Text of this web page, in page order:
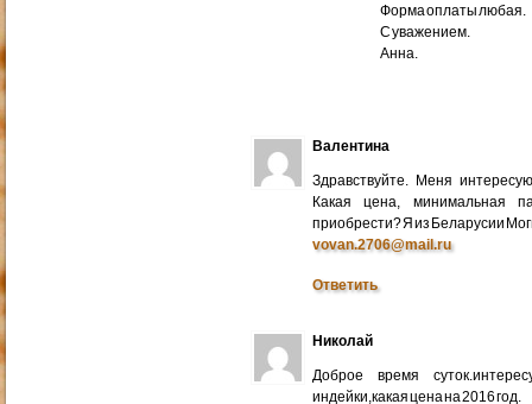
Форма оплаты любая.
С уважением.
Анна.
Валентина
Здравствуйте. Меня
Какая цена, минимальная
приобрести? Я из Беларусии
vovan.2706@mail.ru
Ответить
Николай
Доброе время
индейки,какая цена на 2016 год.